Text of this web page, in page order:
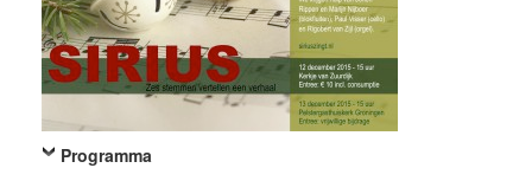
Programma